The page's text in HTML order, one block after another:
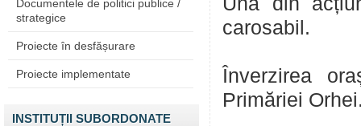
Documentele de politici publice /
strategice
Proiecte în desfășurare
Proiecte implementate
INSTITUȚII SUBORDONATE
carosabil.
Înverzirea
Primăriei